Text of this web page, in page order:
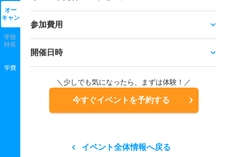
オー
キャン
学校
特長
学費
参加費用
開催日時
＼少しでも気になったら、まずは体験！／
今すぐイベントを予約する
イベント全体情報へ戻る